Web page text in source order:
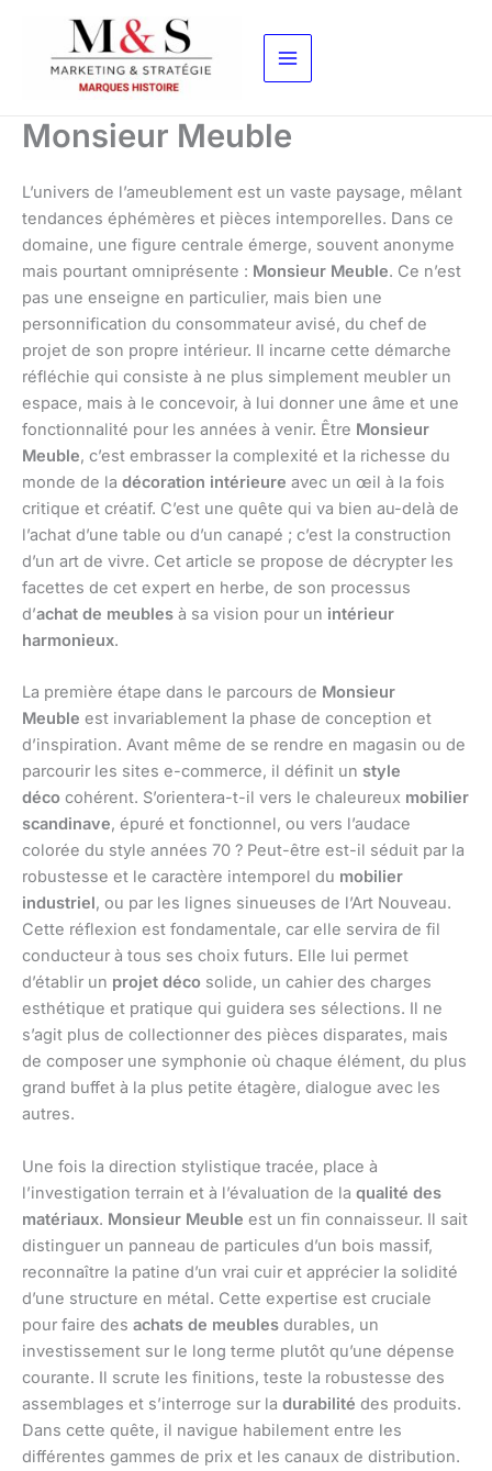
contenu
Monsieur Meuble
L’univers de l’ameublement est un vaste paysage, mêlant
tendances éphémères et pièces intemporelles. Dans ce
domaine, une figure centrale émerge, souvent anonyme
mais pourtant omniprésente : Monsieur Meuble. Ce n’est
pas une enseigne en particulier, mais bien une
personnification du consommateur avisé, du chef de
projet de son propre intérieur. Il incarne cette démarche
réfléchie qui consiste à ne plus simplement meubler un
espace, mais à le concevoir, à lui donner une âme et une
fonctionnalité pour les années à venir. Être Monsieur
Meuble, c’est embrasser la complexité et la richesse du
monde de la décoration intérieure avec un œil à la fois
critique et créatif. C’est une quête qui va bien au-delà de
l’achat d’une table ou d’un canapé ; c’est la construction
d’un art de vivre. Cet article se propose de décrypter les
facettes de cet expert en herbe, de son processus
d’achat de meubles à sa vision pour un intérieur
harmonieux.
La première étape dans le parcours de Monsieur
Meuble est invariablement la phase de conception et
d’inspiration. Avant même de se rendre en magasin ou de
parcourir les sites e-commerce, il définit un style
déco cohérent. S’orientera-t-il vers le chaleureux mobilier
scandinave, épuré et fonctionnel, ou vers l’audace
colorée du style années 70 ? Peut-être est-il séduit par la
robustesse et le caractère intemporel du mobilier
industriel, ou par les lignes sinueuses de l’Art Nouveau.
Cette réflexion est fondamentale, car elle servira de fil
conducteur à tous ses choix futurs. Elle lui permet
d’établir un projet déco solide, un cahier des charges
esthétique et pratique qui guidera ses sélections. Il ne
s’agit plus de collectionner des pièces disparates, mais
de composer une symphonie où chaque élément, du plus
grand buffet à la plus petite étagère, dialogue avec les
autres.
Une fois la direction stylistique tracée, place à
l’investigation terrain et à l’évaluation de la qualité des
matériaux. Monsieur Meuble est un fin connaisseur. Il sait
distinguer un panneau de particules d’un bois massif,
reconnaître la patine d’un vrai cuir et apprécier la solidité
d’une structure en métal. Cette expertise est cruciale
pour faire des achats de meubles durables, un
investissement sur le long terme plutôt qu’une dépense
courante. Il scrute les finitions, teste la robustesse des
assemblages et s’interroge sur la durabilité des produits.
Dans cette quête, il navigue habilement entre les
différentes gammes de prix et les canaux de distribution.